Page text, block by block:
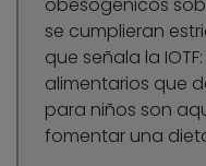
obesogénicos
se cumplieran
que señala la
alimentarios que
para niños son
fomentar una